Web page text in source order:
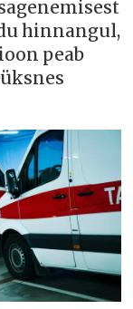
hinnangul,
peab